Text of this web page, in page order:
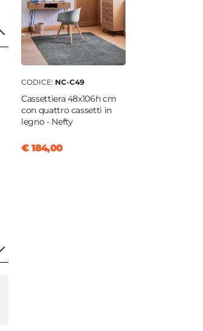
CODICE: NC-C49
Cassettiera 48x106h cm
con quattro cassetti in
legno - Nefty
€ 184,00